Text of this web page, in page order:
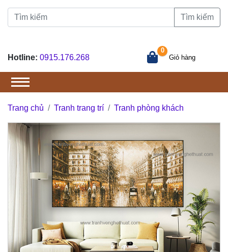
Tìm kiếm
Hotline: 0915.176.268
0
Giỏ hàng
Trang chủ Tranh trang trí Tranh phòng khách